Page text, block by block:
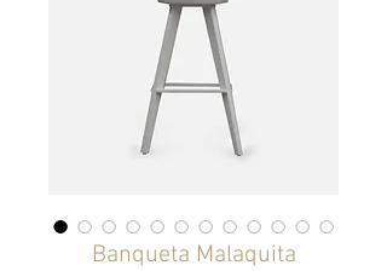
Banqueta Malaquita